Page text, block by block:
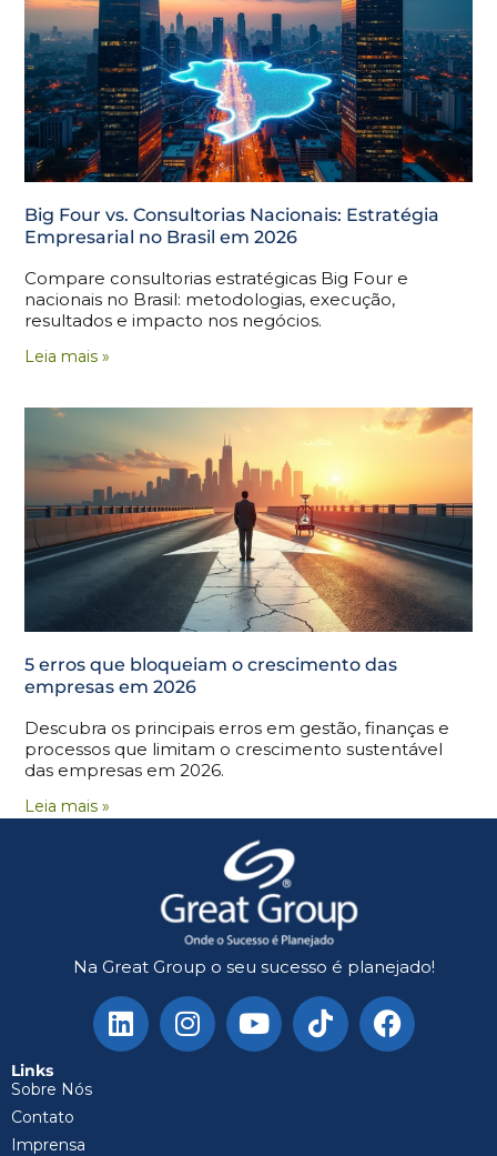
Big Four vs. Consultorias Nacionais: Estratégia
Empresarial no Brasil em 2026
Compare consultorias estratégicas Big Four e
nacionais no Brasil: metodologias, execução,
resultados e impacto nos negócios.
Leia mais »
5 erros que bloqueiam o crescimento das
empresas em 2026
Descubra os principais erros em gestão, finanças e
processos que limitam o crescimento sustentável
das empresas em 2026.
Leia mais »
Na Great Group o seu sucesso é planejado!
Links
Sobre Nós
Contato
Imprensa